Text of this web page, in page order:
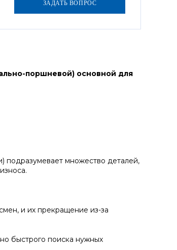
поршневой) основной для
подразумевает множество деталей,
и их прекращение из-за
быстрого поиска нужных